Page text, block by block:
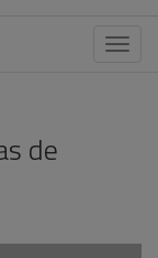
Menú
de